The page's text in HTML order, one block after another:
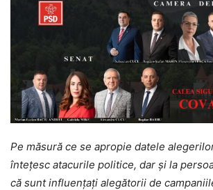
Pe măsură ce se apropie datele
întețesc atacurile politice, dar și la
că sunt influențați alegătorii de